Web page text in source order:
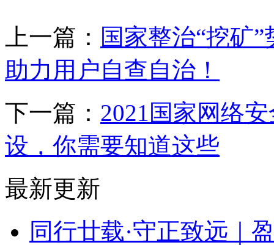
上一篇： 国家整治“挖矿
助力用户自查自治！
下一篇： 2021国家网络
设，你需要知道这些
最新更新
同行廿载·守正致远｜